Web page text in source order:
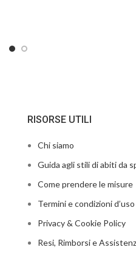
RISORSE UTILI
Chi siamo
Guida agli stili di abiti da
Come prendere le misure
Termini e condizioni d’uso
Privacy & Cookie Policy
Resi, Rimborsi e